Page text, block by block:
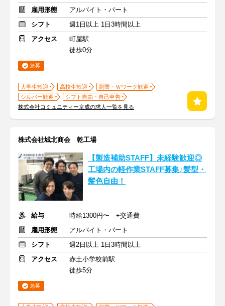
雇用形態
アルバイト・パート
シフト
週1日以上 1日3時間以上
アクセス
町屋駅
徒歩0分
急募
大学生歓迎 高校生歓迎
副業・Ｗワーク歓迎
シルバー歓迎
シフト自由・自己申告
株式会社コミュニティー京成の求人一覧を見る
株式会社城北商会 乾工場
【製造補助STAFF】未経験歓迎◎
工場内の軽作業STAFF募集♪髪型・
髪色自由！
給与
時給1300円〜 +交通費
雇用形態
アルバイト・パート
シフト
週2日以上 1日3時間以上
アクセス
赤土小学校前駅
徒歩5分
急募